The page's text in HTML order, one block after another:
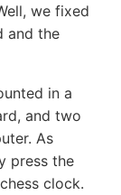
we fixed
and the
in a
and two
As
press the
clock.